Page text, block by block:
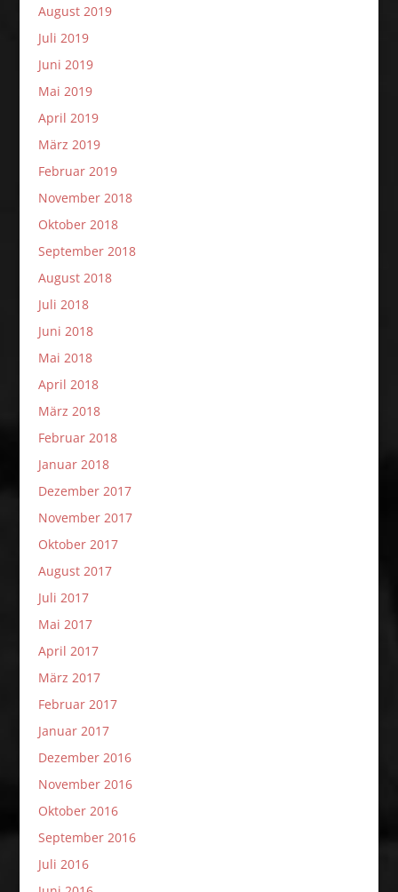
August 2019
Juli 2019
Juni 2019
Mai 2019
April 2019
März 2019
Februar 2019
November 2018
Oktober 2018
September 2018
August 2018
Juli 2018
Juni 2018
Mai 2018
April 2018
März 2018
Februar 2018
Januar 2018
Dezember 2017
November 2017
Oktober 2017
August 2017
Juli 2017
Mai 2017
April 2017
März 2017
Februar 2017
Januar 2017
Dezember 2016
November 2016
Oktober 2016
September 2016
Juli 2016